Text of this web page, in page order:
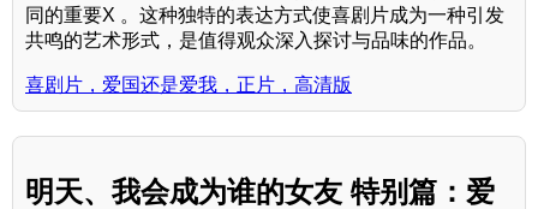
同的重要X 。这种独特的表达方式使喜剧片成为一种引发
共鸣的艺术形式，是值得观众深入探讨与品味的作品。
喜剧片，爱国还是爱我，正片，高清版
明天、我会成为谁的女友 特别篇：爱